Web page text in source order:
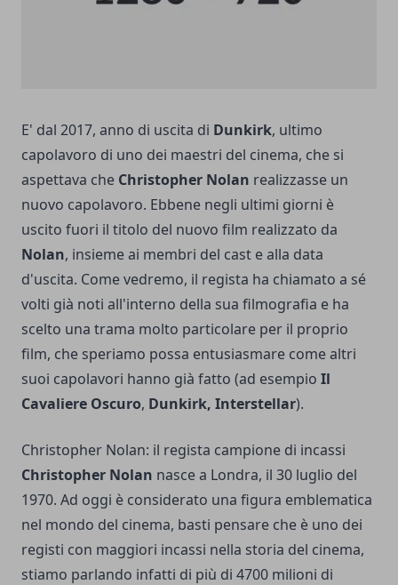
E' dal 2017, anno di uscita di Dunkirk, ultimo
capolavoro di uno dei maestri del cinema, che si
aspettava che Christopher Nolan realizzasse un
nuovo capolavoro. Ebbene negli ultimi giorni è
uscito fuori il titolo del nuovo film realizzato da
Nolan, insieme ai membri del cast e alla data
d'uscita. Come vedremo, il regista ha chiamato a sé
volti già noti all'interno della sua filmografia e ha
scelto una trama molto particolare per il proprio
film, che speriamo possa entusiasmare come altri
suoi capolavori hanno già fatto (ad esempio Il
Cavaliere Oscuro, Dunkirk, Interstellar).
Christopher Nolan: il regista campione di incassi
Christopher Nolan nasce a Londra, il 30 luglio del
1970. Ad oggi è considerato una figura emblematica
nel mondo del cinema, basti pensare che è uno dei
registi con maggiori incassi nella storia del cinema,
stiamo parlando infatti di più di 4700 milioni di